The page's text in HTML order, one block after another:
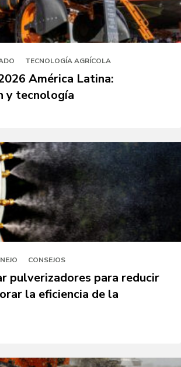
TECNOLOGÍA AGRÍCOLA
América Latina:
y tecnología
CONSEJOS
pulverizadores para reducir
la eficiencia de la